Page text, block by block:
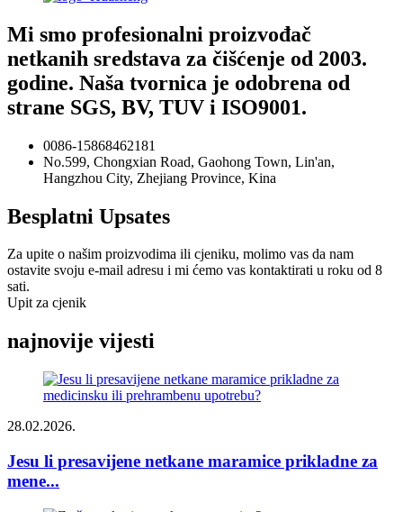
Mi smo profesionalni proizvođač
netkanih sredstava za čišćenje od 2003.
godine. Naša tvornica je odobrena od
strane SGS, BV, TUV i ISO9001.
0086-15868462181
No.599, Chongxian Road, Gaohong Town, Lin'an,
Hangzhou City, Zhejiang Province, Kina
Besplatni Upsates
Za upite o našim proizvodima ili cjeniku, molimo vas da nam
ostavite svoju e-mail adresu i mi ćemo vas kontaktirati u roku od 8
sati.
Upit za cjenik
najnovije vijesti
28.02.2026.
Jesu li presavijene netkane maramice prikladne za
mene...